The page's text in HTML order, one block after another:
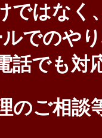
ではなく
ルでのや
話でも対
のご相談